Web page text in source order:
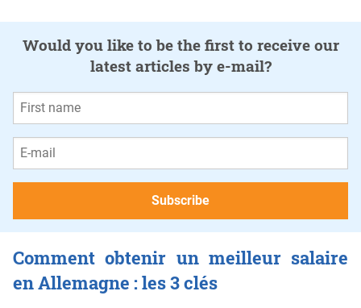
Would you like to be the first to receive our
latest articles by e-mail?
Comment obtenir un meilleur salaire
en Allemagne : les 3 clés